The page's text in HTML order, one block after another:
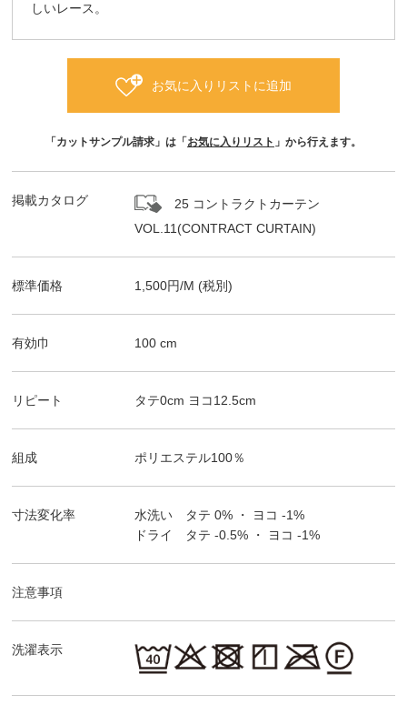
しいレース。
お気に入りリストに追加
「カットサンプル請求」は「 お気に入りリスト 」から行えます。
掲載カタログ
25 コントラクトカーテン
VOL.11(CONTRACT CURTAIN)
標準価格 1,500円/M (税別)
有効巾 100 cm
リピート タテ0cm ヨコ12.5cm
組成 ポリエステル100％
寸法変化率 水洗い タテ0% ・ ヨコ-1%
ドライ タテ-0.5% ・ ヨコ-1%
注意事項
洗濯表示